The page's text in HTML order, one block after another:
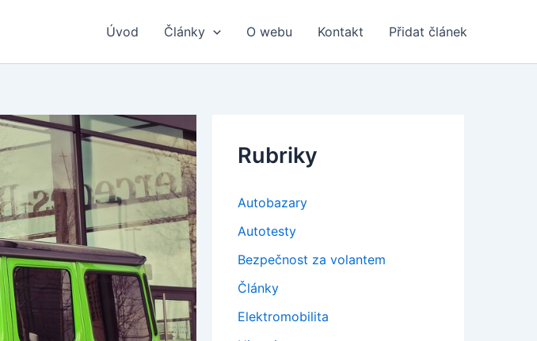
Úvod Články O webu Kontakt Přidat článek
Rubriky
Autobazary
Autotesty
Bezpečnost za volantem
Články
Elektromobilita